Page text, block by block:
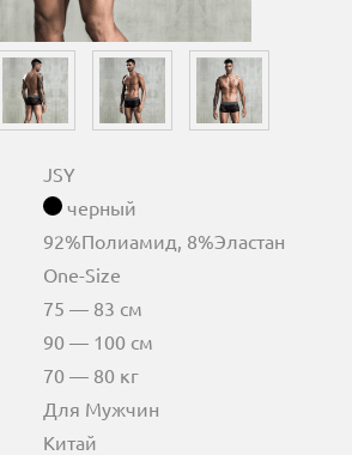
JSY
черный
92%Полиамид, 8%Эластан
One-Size
75 — 83 см
90 — 100 см
70 — 80 кг
Для Мужчин
Китай